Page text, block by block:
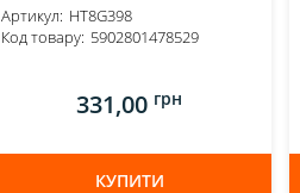
Артикул: HT8G398
Код товару: 5902801478529
331,00 грн
КУПИТИ